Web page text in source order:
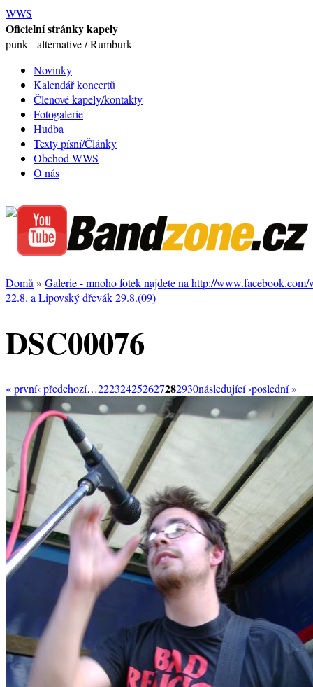
WWS
Oficielní stránky kapely
punk - alternative / Rumburk
Novinky
Kalendář koncertů
Členové kapely/kontakty
Fotogalerie
Hudba
Texty písní/Články
Obchod WWS
O nás
Domů » Galerie - mnoho fotek najdete na http://www.facebook.com/
22.8. a Lipovský dřevák 29.8.(09)
DSC00076
« první‹ předchozí…222324252627282930následující ›poslední »